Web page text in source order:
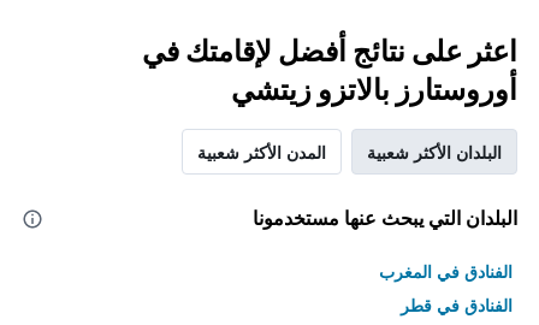
اعثر على نتائج أفضل لإقامتك في
أوروستارز بالاتزو زيتشي
البلدان الأكثر شعبية المدن الأكثر شعبية
البلدان التي يبحث عنها مستخدمونا
الفنادق في المغرب
الفنادق في قطر